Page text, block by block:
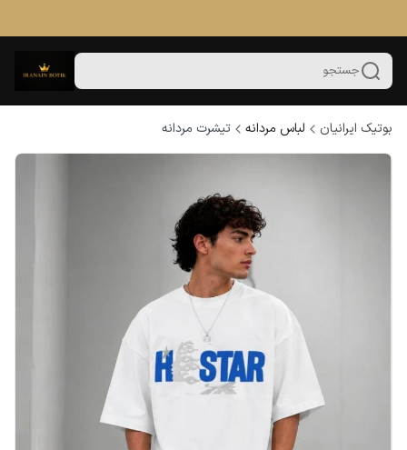
جستجو
بوتیک ایرانیان لباس مردانه تیشرت مردانه